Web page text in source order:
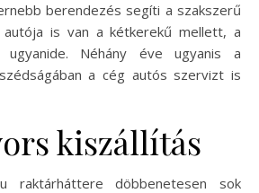
berendezés segíti a szakszerű
autója is van a kétkerekű mellett, a
Néhány éve ugyanis a
a cég autós szervizt is
kiszállítás
raktárháttere döbbenetesen sok